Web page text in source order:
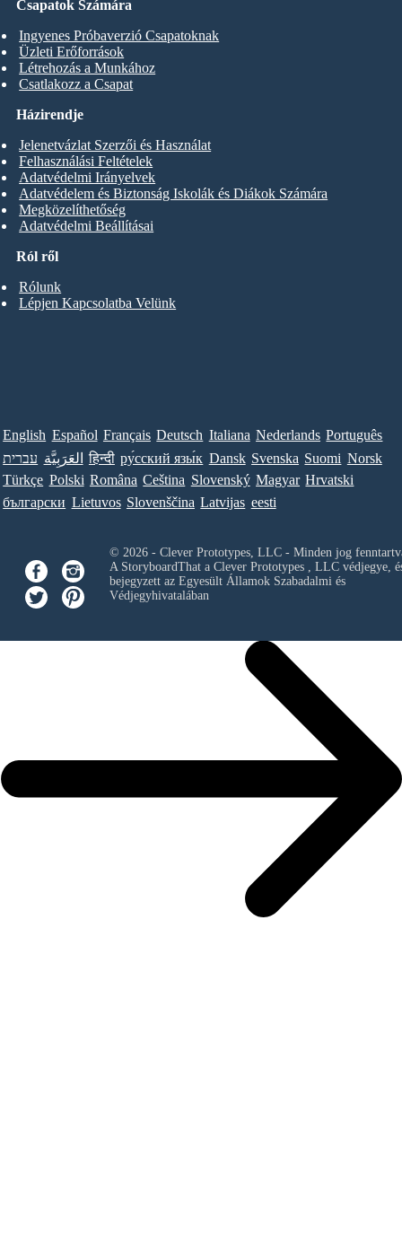
Csapatok Számára
Ingyenes Próbaverzió Csapatoknak
Üzleti Erőforrások
Létrehozás a Munkához
Csatlakozz a Csapat
Ról ről
Rólunk
Lépjen Kapcsolatba Velünk
Házirendje
Jelenetvázlat Szerzői és Használat
Felhasználási Feltételek
Adatvédelmi Irányelvek
Adatvédelem és Biztonság Iskolák és Diákok Számára
Megközelíthetőség
Adatvédelmi Beállításai
English Español Français Deutsch Italiana Nederlands Português
עברית العَرَبِيَّة हिन्दी ру́сский язы́к Dansk Svenska Suomi Norsk
Türkçe Polski Româna Ceština Slovenský Magyar Hrvatski
български Lietuvos Slovenščina Latvijas eesti
© 2026 - Clever Prototypes, LLC - Minden jog
A StoryboardThat a Clever Prototypes , LLCvédjegye,
bejegyzett az Egyesült Államok Szabadalmi és
Védjegyhivatalában